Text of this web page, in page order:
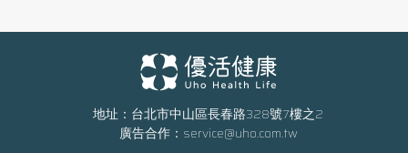
地址：台北市中山區長春路328號7樓之2
廣告合作： service@uho.com.tw